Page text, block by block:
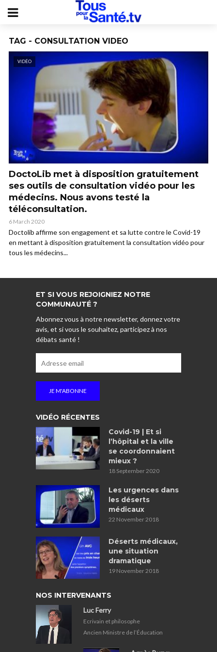
TAG - CONSULTATION VIDEO
VIDÉO
DoctoLib met à disposition gratuitement
ses outils de consultation vidéo pour les
médecins. Nous avons testé la
téléconsultation.
6 March 2020
Doctolib affirme son engagement et sa lutte contre le Covid-19
en mettant à disposition gratuitement la consultation vidéo pour
tous les médecins...
ET SI VOUS REJOIGNIEZ NOTRE
COMMUNAUTÉ ?
Abonnez vous à notre newsletter, donnez votre
avis, et si vous le souhaitez, participez à nos
débats santé !
VIDÉO RÉCENTES
Covid-19 | Et si
l’hôpital et la ville
se coordonnaient
mieux ?
18 September 2020
Les urgences dans
les déserts
médicaux
22 November 2018
Déserts médicaux,
une situation
dramatique
19 November 2018
NOS INTERVENANTS
Luc Ferry
Ecrivain et philosophe
Ancien Ministre de l’Éducation